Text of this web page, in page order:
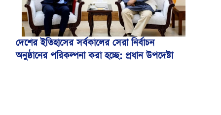
দেশের ইতিহাসের সর্বকালের সেরা নির্বাচন
অনুষ্ঠানের পরিকল্পনা করা হচ্ছে: প্রধান উপদেষ্টা